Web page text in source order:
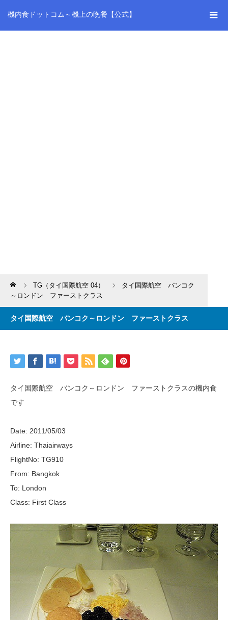
機内食ドットコム～機上の晩餐【公式】
Home TG（タイ国際航空 04）
タイ国際航空 バンコク
～ロンドン ファーストクラス
タイ国際航空 バンコク～ロンドン ファーストクラス
タイ国際航空 バンコク～ロンドン ファーストクラスの機内食
です
Date: 2011/05/03
Airline: Thaiairways
FlightNo: TG910
From: Bangkok
To: London
Class: First Class